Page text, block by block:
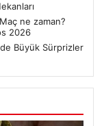
ne zaman?
2026
Büyük Sürprizler